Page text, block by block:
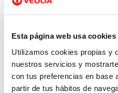
Esta página web usa cookies
Utilizamos cookies propias y
nuestros servicios y
con tus preferencias en base
partir de tus hábitos de
18 MAY 2026
como parte esencial
en Benidorm